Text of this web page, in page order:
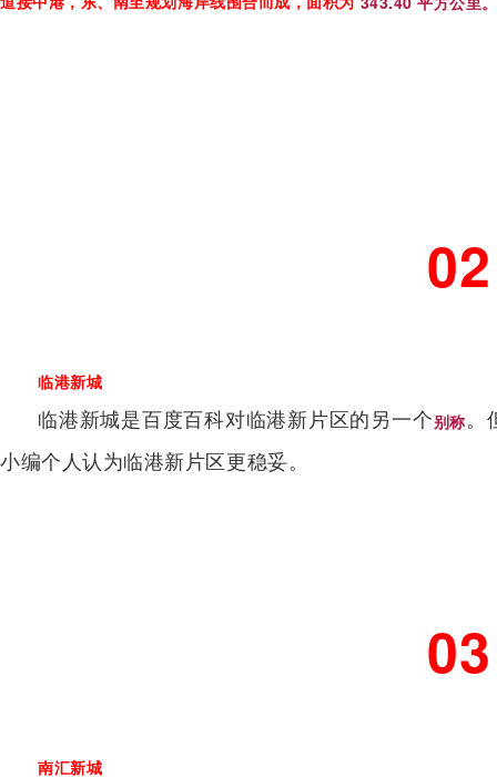
02
临港新城
临港新城是百度百科对临港新片区的另一个别称。
小编个人认为临港新片区更稳妥。
03
南汇新城